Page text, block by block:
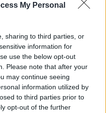
My Personal
sharing to third parties, or
information for
use the below opt-out
Please note that after your
may continue seeing
information utilized by
to third parties prior to
opt-out of the further